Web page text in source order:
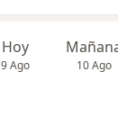
Hoy
9 Ago 10 Ago